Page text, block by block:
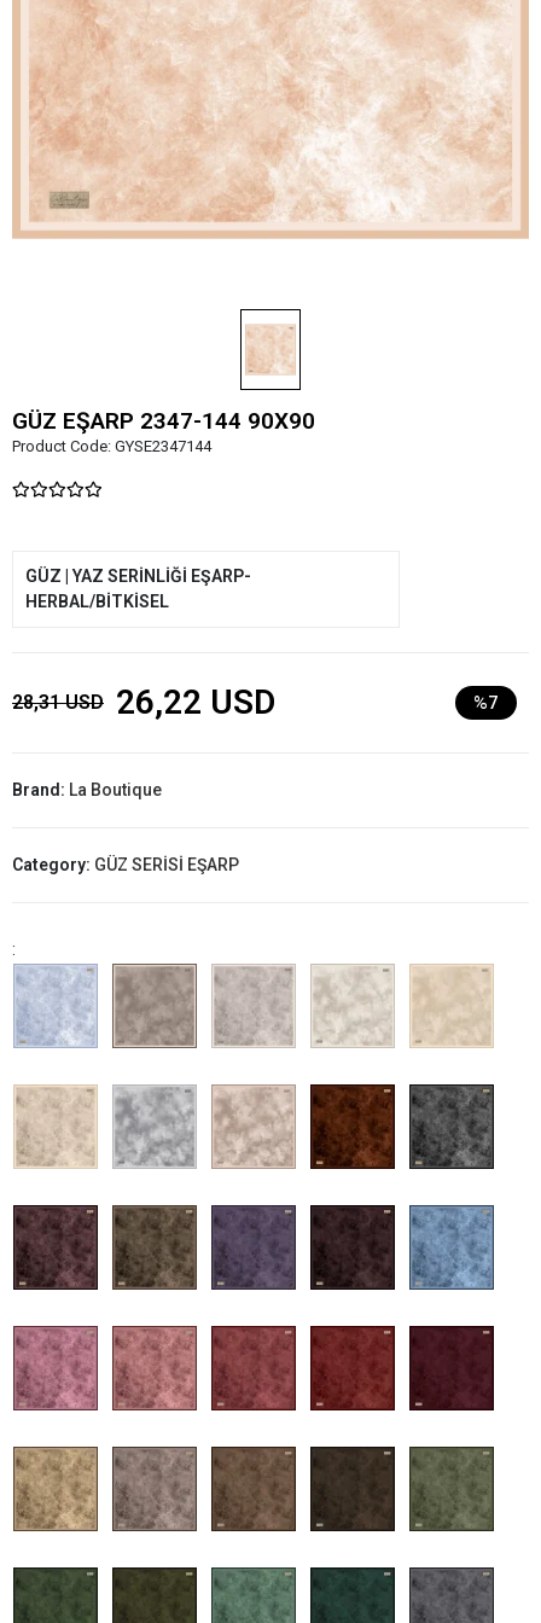
GÜZ EŞARP 2347-144 90X90
Product Code: GYSE2347144
GÜZ | YAZ SERİNLİĞİ EŞARP-
HERBAL/BİTKİSEL
28,31 USD 26,22 USD %7
Brand: La Boutique
Category: GÜZ SERİSİ EŞARP
: